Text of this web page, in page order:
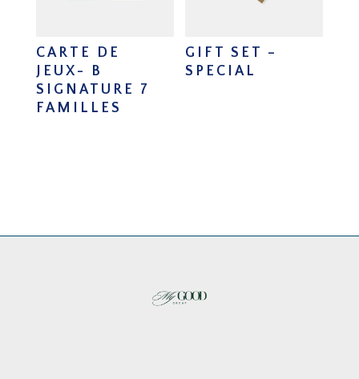
CARTE DE
JEUX- B
SIGNATURE 7
FAMILLES
GIFT SET –
SPECIAL